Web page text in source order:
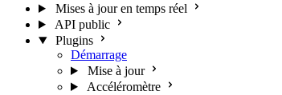
Mises à jour en temps réel
API public
Plugins
Démarrage
Mise à jour
Accéléromètre